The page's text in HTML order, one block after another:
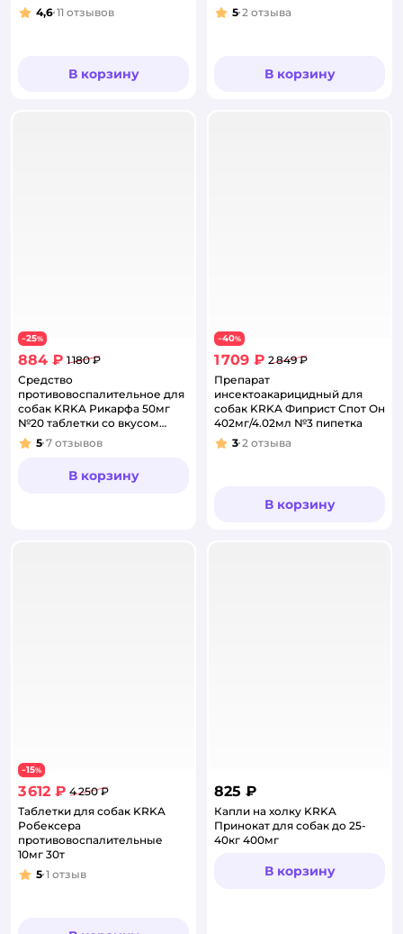
Рейтинг:
4,6 11 отзывов
В корзину
Рейтинг:
5 2 отзыва
В корзину
−25%
884 ₽ 1 180 ₽
Средство
противовоспалительное для
собак KRKA Рикарфа 50мг
№20 таблетки со вкусом
мяса
Рейтинг:
5 7 отзывов
В корзину
−40%
1 709 ₽ 2 849 ₽
Препарат
инсектоакарицидный для
собак KRKA Фиприст Спот Он
402мг/4.02мл №3 пипетка
Рейтинг:
3 2 отзыва
В корзину
−15%
3 612 ₽ 4 250 ₽
Таблетки для собак KRKA
Робексера
противовоспалительные
10мг 30т
Рейтинг:
5 1 отзыв
825 ₽
Капли на холку KRKA
Принокат для собак до 25-
40кг 400мг
В корзину